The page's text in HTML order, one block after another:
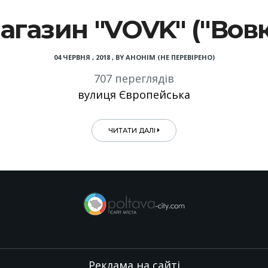
"VOVK"
04 ЧЕРВНЯ , 2018, BY АНОНІМ (НЕ ПЕРЕВІРЕНО)
707 переглядів
вулиця Європейська
ЧИТАТИ ДАЛІ
Реклама на сайті